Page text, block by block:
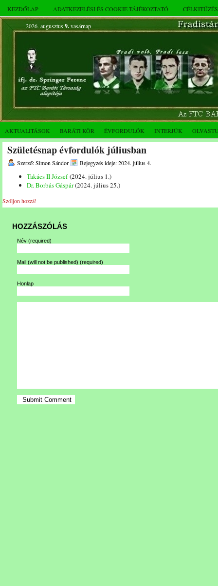
KEZDŐLAP ADATKEZELÉSI ÉS COOKIE TÁJÉKOZTATÓ
2026. augusztus 9.vasárnap
AKTUALITÁSOK BARÁTI KÖR ÉVFORDULÓK INTERJÚK
Születésnap évfordulók júliusban
Szerző: Simon Sándor Bejegyzés ideje: 2024. július 4.
Takács II József(2024. július 1.)
Dr. Borbás Gáspár(2024. július 25.)
Szóljon hozzá!
HOZZÁSZÓLÁS
Név (required)
Mail (will not be published) (required)
Honlap